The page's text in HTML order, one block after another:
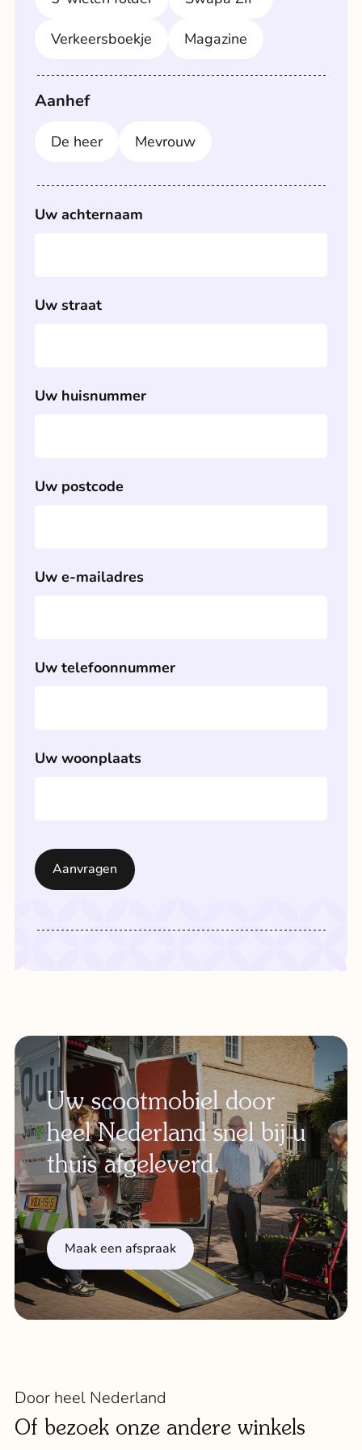
Verkeersboekje Magazine
Aanhef
De heer Mevrouw
Uw achternaam
Uw straat
Uw huisnummer
Uw postcode
Uw e-mailadres
Uw telefoonnummer
Uw woonplaats
Uw scootmobiel door
heel Nederland snel bij u
thuis afgeleverd.
Maak een afspraak
Door heel Nederland
Of bezoek onze andere winkels